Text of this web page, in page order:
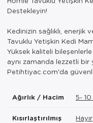
Destekleyin!
Kedinizin sağlıklı, enerjik
Tavuklu Yetişkin Kedi
Yüksek kaliteli
aynı zamanda lezzetli bir
Petihtiyac.com'da
Ağırlık / Hacim 5-
Kısırlaştırılmış Hayır